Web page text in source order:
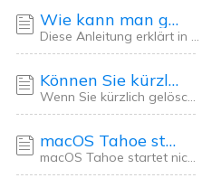
Wie kann man gelöschte Dateien nach 30 Tagen auf dem Mac wiederherstellen?
Können Sie kürzlich gelöschte Fotos auf Mac nicht finden? So beheben Sie das Problem.
Wenn Sie kürzlich gelöschte Fotos auf Mac nicht finden können, ist die Aufbewahrungsfrist
macOS Tahoe startet nicht? Beheben Sie das Problem ohne Datenverlust.
macOS Tahoe startet nicht, nachdem Sie das System aktualisiert haben? In diesem Artikel er